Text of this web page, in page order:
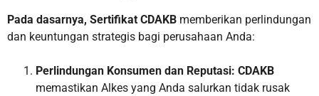
Pada dasarnya, Sertifikat CDAKB memberikan perlindungan
dan keuntungan strategis bagi perusahaan Anda:
Perlindungan Konsumen dan Reputasi: CDAKB
memastikan Alkes yang Anda salurkan tidak rusak